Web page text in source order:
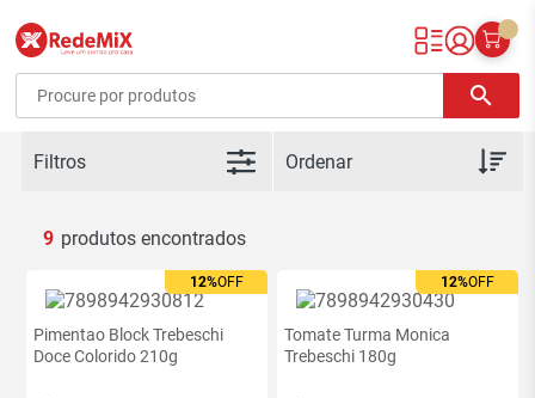
Redemix – Supermercado Online
search
Filtros
9
12%OFF
Pimentao Block Trebeschi
Doce Colorido 210g
12%OFF
Tomate Turma Monica
Trebeschi 180g